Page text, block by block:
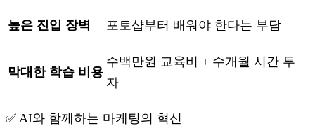
높은 진입 장벽 포토샵부터 배워야 한다는 부담
막대한 학습 비용
수백만원 교육비 + 수개월 시간 투
자
✅ AI와 함께하는 마케팅의 혁신